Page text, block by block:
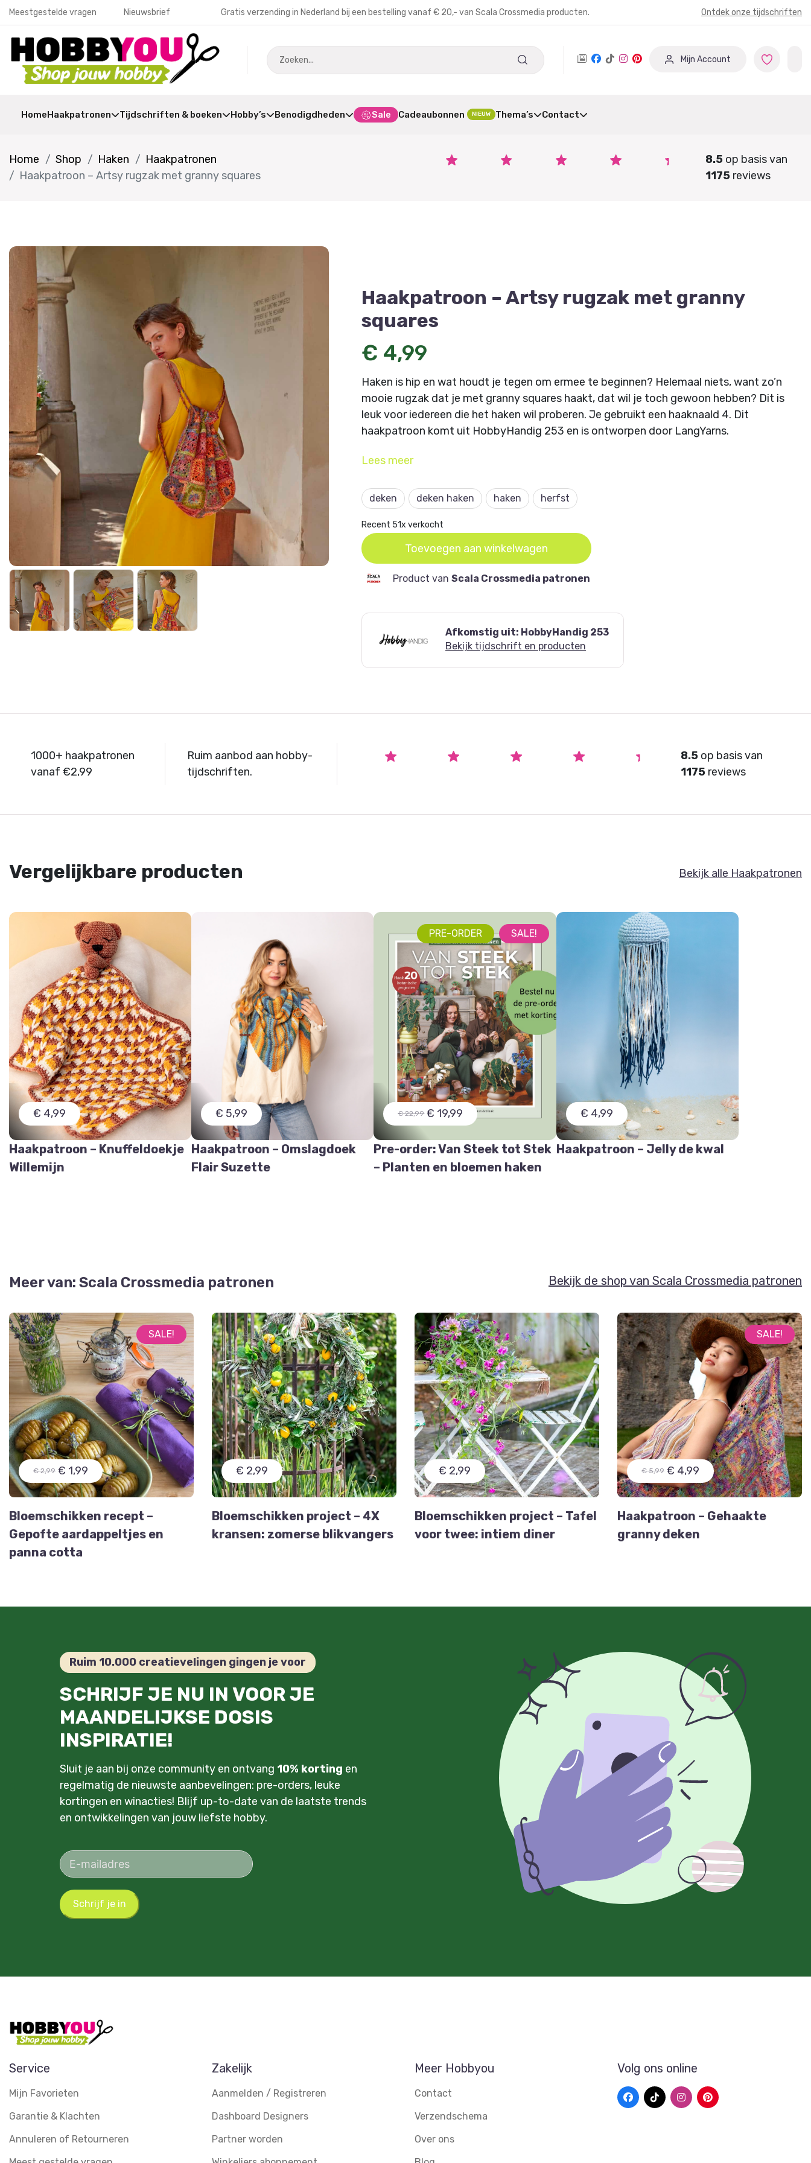
Meestgestelde vragen Nieuwsbrief Gratis verzending in Nederland bij een bestelling vanaf € 20,- van Scala Crossmedia producten. Ontdek onze tijdschriften
Mijn Account
HomeHaakpatronen Tijdschriften & boeken Hobby’s Benodigdheden Sale Cadeaubonnen NIEUW Thema’s Contact
Home Shop Haken
Haakpatronen
Haakpatroon – Artsy rugzak met granny squares
8.5op basis van
1175reviews
Haakpatroon – Artsy rugzak met granny
squares
€ 4,99
Haken is hip en wat houdt je tegen om ermee te beginnen? Helemaal niets, want zo’n
mooie rugzak dat je met granny squares haakt, dat wil je toch gewoon hebben? Dit is
leuk voor iedereen die het haken wil proberen. Je gebruikt een haaknaald 4. Dit
haakpatroon komt uit HobbyHandig 253 en is ontworpen door LangYarns.
Let op: je koopt een download die je ontvangt door middel van een link waarmee
Tip: wil je het bestand niet kwijtraken? Maak dan tijdens je aankoop een
Lees meer
deken deken haken haken herfst
Recent 51x verkocht
Toevoegen aan winkelwagen
Product van Scala Crossmedia patronen
Afkomstig uit: HobbyHandig 253
Bekijk tijdschrift en producten
1000+ haakpatronen
vanaf €2,99
Ruim aanbod aan hobby-
tijdschriften.
8.5op basis van
1175reviews
Vergelijkbare producten Bekijk alle Haakpatronen
€ 4,99
Haakpatroon – Knuffeldoekje
Willemijn
€ 5,99
Haakpatroon – Omslagdoek
Flair Suzette
PRE-ORDER SALE!
€ 22,99 € 19,99
Pre-order: Van Steek tot Stek
– Planten en bloemen haken
€ 4,99
Haakpatroon – Jelly de kwal
Meer van: Scala Crossmedia patronen Bekijk de shop van Scala Crossmedia patronen
SALE!
€ 2,99 € 1,99
Bloemschikken recept –
Gepofte aardappeltjes en
panna cotta
€ 2,99
Bloemschikken project – 4X
kransen: zomerse blikvangers
€ 2,99
Bloemschikken project – Tafel
voor twee: intiem diner
SALE!
€ 5,99 € 4,99
Haakpatroon – Gehaakte
granny deken
Ruim 10.000 creatievelingen gingen je voor
SCHRIJF JE NU IN VOOR JE
MAANDELIJKSE DOSIS
INSPIRATIE!
Sluit je aan bij onze community en ontvang 10% korting en
regelmatig de nieuwste aanbevelingen: pre-orders, leuke
kortingen en winacties! Blijf up-to-date van de laatste trends
en ontwikkelingen van jouw liefste hobby.
Schrijf je in
Service
Mijn Favorieten
Garantie & Klachten
Annuleren of Retourneren
Zakelijk
Aanmelden / Registreren
Dashboard Designers
Partner worden
Meer Hobbyou
Contact
Verzendschema
Over ons
Volg ons online